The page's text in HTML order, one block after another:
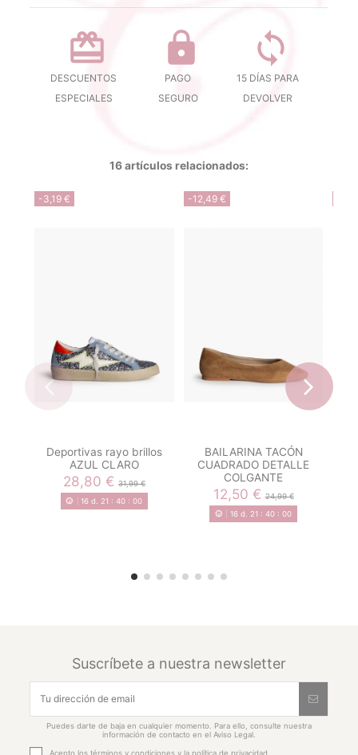
DESCUENTOS
ESPECIALES
PAGO
SEGURO
15 DÍAS PARA
DEVOLVER
16 artículos relacionados:
-3,19 €
Deportivas rayo brillos
AZUL CLARO
28,80 €31,99 €
16 d. 21 :40 :00
-12,49 €
BAILARINA TACÓN
CUADRADO DETALLE
COLGANTE
12,50 €24,99 €
16d. 21 : 40: 00
Suscríbete a nuestra newsletter
Puedes darte de baja en cualquier momento. Para ello, consulte nuestra
información de contacto en el Aviso Legal.
Acepto lostérminos y condiciones y lapolítica de privacidad